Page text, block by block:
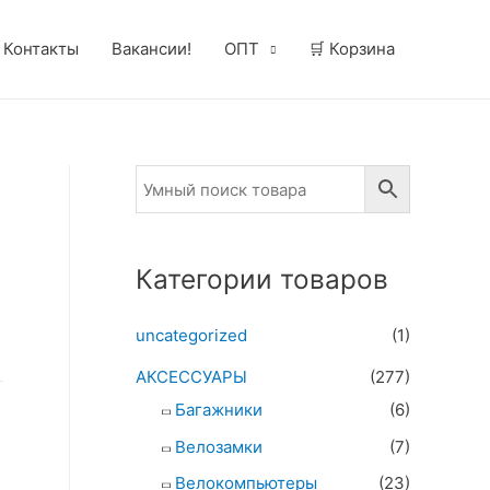
Контакты Вакансии! ОПТ 🛒 Корзина
Категории товаров
uncategorized
(1)
АКСЕССУАРЫ
(277)
Багажники
(6)
Велозамки
(7)
Велокомпьютеры
(23)